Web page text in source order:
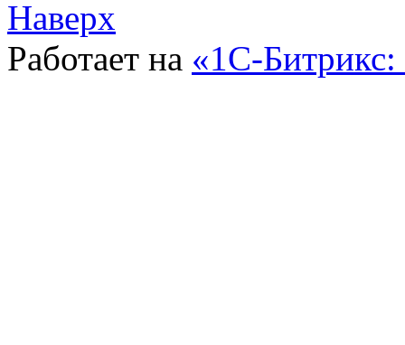
Наверх
Работает на «1С-Битрикс: